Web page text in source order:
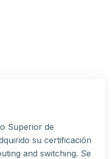
Superior de
su certificación
and switching. Se